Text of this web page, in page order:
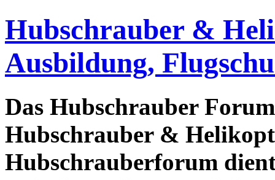
Hubschrauber &
Ausbildung,
Das Hubschrauber
Hubschrauber &
Hubschrauberforum